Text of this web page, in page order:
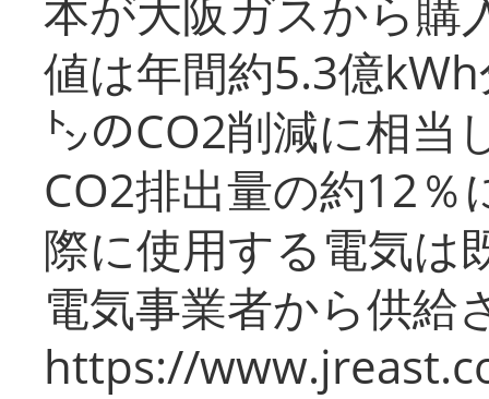
本が大阪ガスから購
値は年間約5.3億
㌧のCO2削減に相当
CO2排出量の約12％
際に使用する電気は
電気事業者から供給
https://